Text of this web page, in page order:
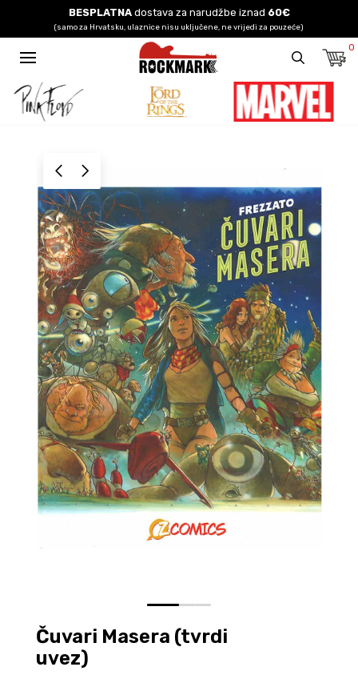
BESPLATNAdostava za narudžbe iznad 60€
(samo za Hrvatsku, ulaznice nisu uključene, ne vrijedi za pouzeće)
0
0 1 2
Čuvari Masera (tvrdi
uvez)